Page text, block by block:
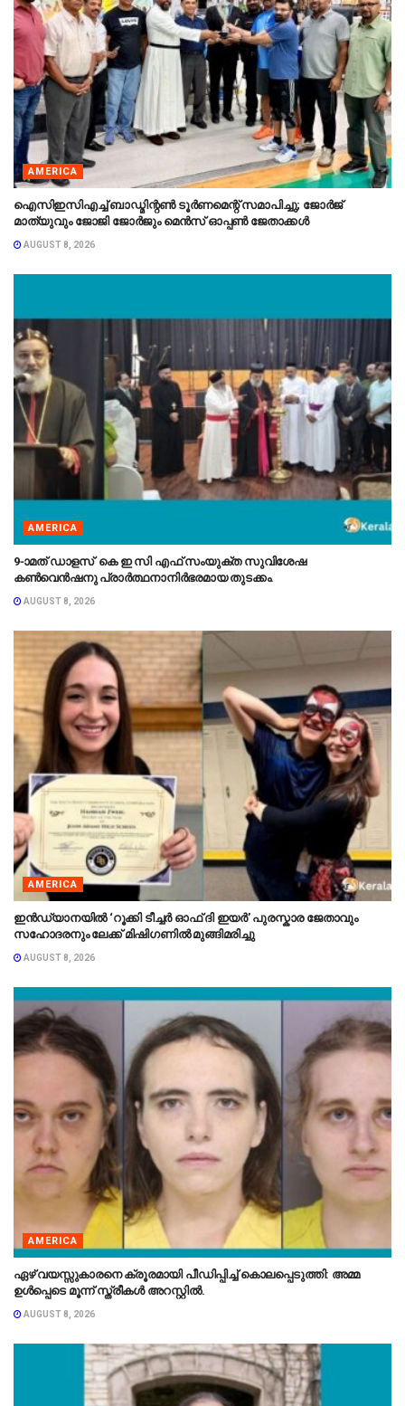
AMERICA
ഐസിഇസിഎച്ച് ബാഡ്മിന്റൺ ടൂർണമെന്റ് സമാപിച്ചു; ജോർജ്
മാത്യുവും ജോജി ജോർജും മെൻസ് ഓപ്പൺ ജേതാക്കൾ
AUGUST 8, 2026
AMERICA
9-ാമത് ഡാളസ് കെ ഇ സി എഫ് സംയുക്ത സുവിശേഷ
കൺവെൻഷനു പ്രാർത്ഥനാനിർഭരമായ തുടക്കം.
AUGUST 8, 2026
AMERICA
ഇൻഡ്യാനയിൽ ‘റൂക്കി ടീച്ചർ ഓഫ് ദി ഇയർ’ പുരസ്കാര ജേതാവും
സഹോദരനും ലേക്ക് മിഷിഗണിൽ മുങ്ങിമരിച്ചു
AUGUST 8, 2026
AMERICA
ഏഴ് വയസ്സുകാരനെ ക്രൂരമായി പീഡിപ്പിച്ച് കൊലപ്പെടുത്തി: അമ്മ
ഉൾപ്പെടെ മൂന്ന് സ്ത്രീകൾ അറസ്റ്റിൽ.
AUGUST 8, 2026